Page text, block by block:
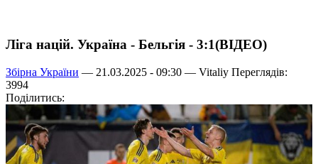
Ліга націй. Україна - Бельгія - 3:1(ВІДЕО)
Збірна України — 21.03.2025 - 09:30 — Vitaliy Переглядів:
3994
Поділитись: